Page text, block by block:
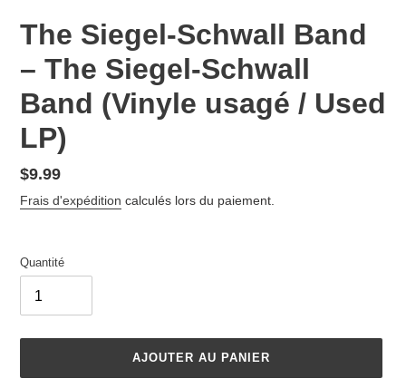
The Siegel-Schwall Band
– The Siegel-Schwall
Band (Vinyle usagé / Used
LP)
Prix
normal
$9.99
Frais d'expédition calculés lors du paiement.
Quantité
AJOUTER AU PANIER